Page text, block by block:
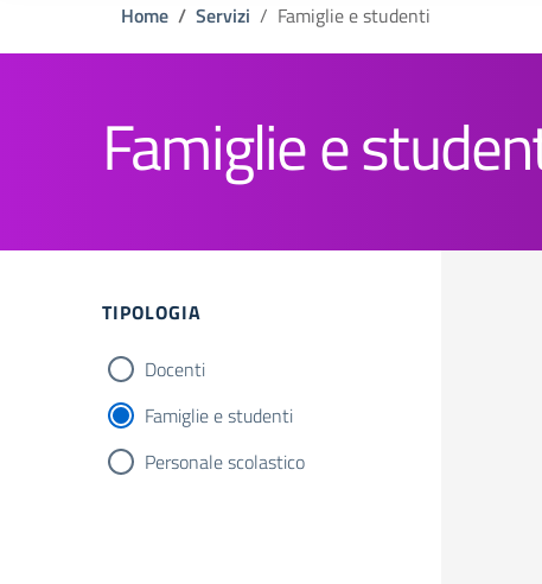
Home Servizi Famiglie e studenti
Famiglie e
TIPOLOGIA
Docenti
Famiglie e studenti
Personale scolastico